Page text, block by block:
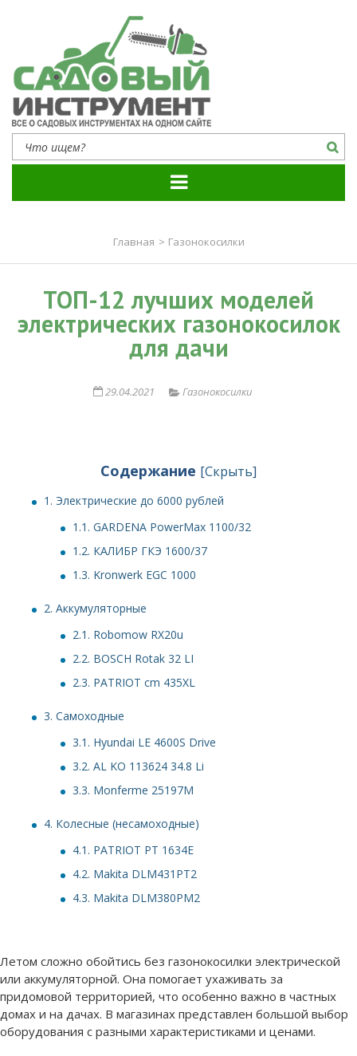
Садовый инструмент
Все о садовых инструментах на одном сайте
Главная > Газонокосилки
ТОП-12 лучших моделей
электрических газонокосилок
для дачи
29.04.2021 Газонокосилки
Содержание [Скрыть]
1. Электрические до 6000 рублей
1.1. GARDENA PowerMax 1100/32
1.2. КАЛИБР ГКЭ 1600/37
1.3. Kronwerk EGC 1000
2. Аккумуляторные
2.1. Robomow RX20u
2.2. BOSCH Rotak 32 LI
2.3. PATRIOT cm 435XL
3. Самоходные
3.1. Hyundai LE 4600S Drive
3.2. AL KO 113624 34.8 Li
3.3. Monferme 25197M
4. Колесные (несамоходные)
4.1. PATRIOT PT 1634E
4.2. Makita DLM431PT2
4.3. Makita DLM380PM2
Летом сложно обойтись без газонокосилки электрической
или аккумуляторной. Она помогает ухаживать за
придомовой территорией, что особенно важно в частных
домах и на дачах. В магазинах представлен большой выбор
оборудования с разными характеристиками и ценами.